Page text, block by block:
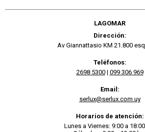
LAGOMAR
Dirección:
Av Giannattasio KM 21.800
Teléfonos:
2698 5300| 099 306 969
Email:
serlux@serlux.com.uy
Horarios de atención:
Lunes a Viernes: 9:00 a